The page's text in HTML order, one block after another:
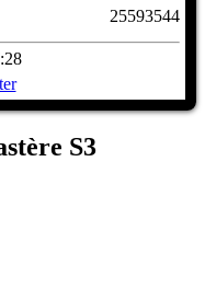
25593544
S3